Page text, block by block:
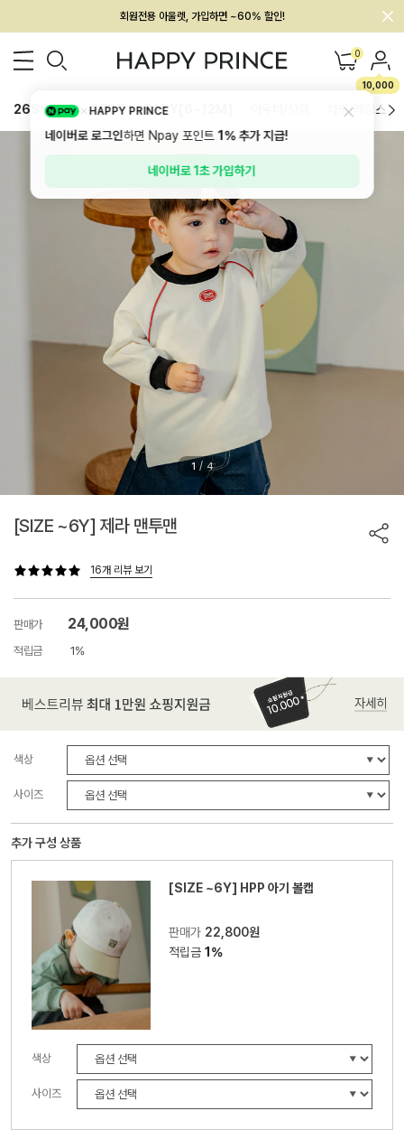
회원전용 아울렛, 가입하면 ~60% 할인!
멤버십 최대 28,000원 혜택 0
10,000
26SS 신상 BEST BABY[6~12M] 하의/레깅스
1 / 4
[SIZE ~6Y] 제라 맨투맨
16개 리뷰 보기
판매가 24,000원
적립금 1%
색상
사이즈
추가 구성 상품
[SIZE ~6Y] HPP 아기 볼캡
판매가 22,800원
적립금1%
색상
사이즈
HAPPY PRINCE
네이버로 로그인하면 Npay 포인트1%추가 지급!
네이버로 1초 가입하기